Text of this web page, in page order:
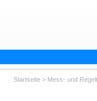
Startseite > Mess- und